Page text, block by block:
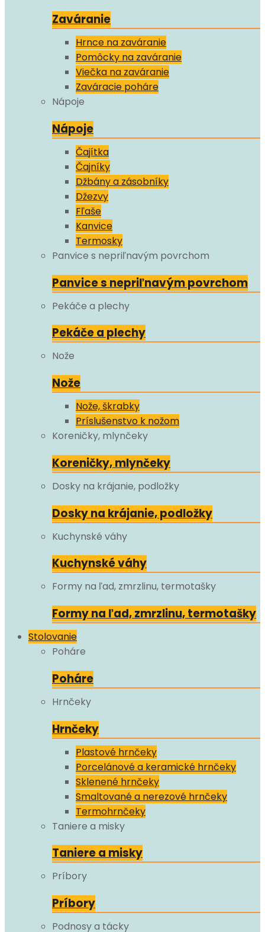
Zaváranie
Hrnce na zaváranie
Pomôcky na zaváranie
Viečka na zaváranie
Zaváracie poháre
Nápoje
Nápoje
Čajítka
Čajníky
Džbány a zásobníky
Džezvy
Fľaše
Kanvice
Termosky
Panvice s nepriľnavým povrchom
Panvice s nepriľnavým povrchom
Pekáče a plechy
Pekáče a plechy
Nože
Nože
Nože, škrabky
Príslušenstvo k nožom
Koreničky, mlynčeky
Koreničky, mlynčeky
Dosky na krájanie, podložky
Dosky na krájanie, podložky
Kuchynské váhy
Kuchynské váhy
Formy na ľad, zmrzlinu, termotašky
Formy na ľad, zmrzlinu, termotašky
Stolovanie
Poháre
Poháre
Hrnčeky
Hrnčeky
Plastové hrnčeky
Porcelánové a keramické hrnčeky
Sklenené hrnčeky
Smaltované a nerezové hrnčeky
Termohrnčeky
Taniere a misky
Taniere a misky
Príbory
Príbory
Podnosy a tácky